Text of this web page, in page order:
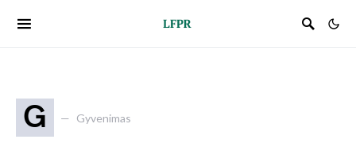
G Gyvenimas